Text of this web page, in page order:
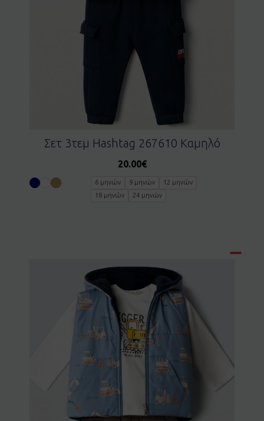
Σετ 3τεμ Hashtag 267610 Καμηλό
20.00€
6 μηνών 9 μηνών
12 μηνών
18 μηνών
24 μηνών